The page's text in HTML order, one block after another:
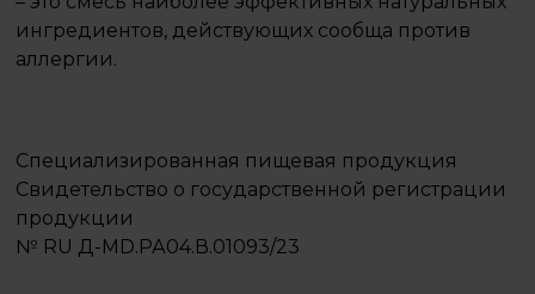
ингредиентов, действующих сообща против
аллергии.
Специализированная пищевая продукция
Свидетельство о государственной регистрации
продукции
№ RU Д-MD.РА04.В.01093/23